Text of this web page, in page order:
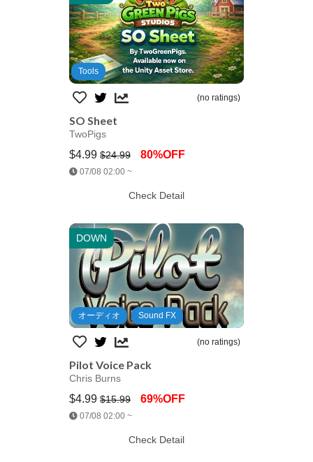
Tools
(no ratings)
SO Sheet
TwoPigs
$4.99 $24.99 80%OFF
07/08 02:00 ~
Check Detail
DOWN
Jump AssetStore
オーディオ Sound FX
(no ratings)
Pilot Voice Pack
Chris Burns
$4.99 $15.99 69%OFF
07/08 02:00 ~
Check Detail
Jump AssetStore